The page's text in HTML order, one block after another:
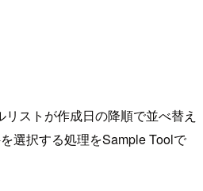
ストが作成日の降順で並べ替え
選択する処理をSample Toolで